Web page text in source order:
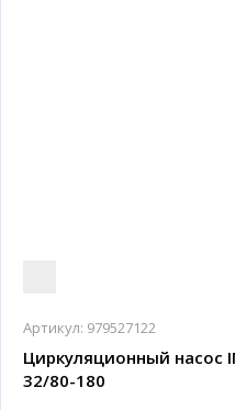
Артикул: 979527122
Циркуляционный насос
32/80-180